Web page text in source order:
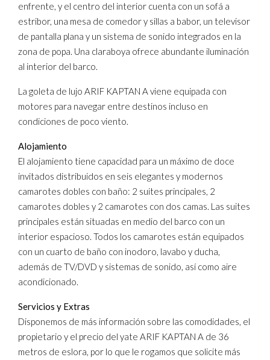
enfrente, y el centro del interior cuenta con un sofá a
estribor, una mesa de comedor y sillas a babor, un televisor
de pantalla plana y un sistema de sonido integrados en la
zona de popa. Una claraboya ofrece abundante iluminación
al interior del barco.
La goleta de lujo ARIF KAPTAN A viene equipada con
motores para navegar entre destinos incluso en
condiciones de poco viento.
Alojamiento
El alojamiento tiene capacidad para un máximo de doce
invitados distribuidos en seis elegantes y modernos
camarotes dobles con baño: 2 suites principales, 2
camarotes dobles y 2 camarotes con dos camas. Las suites
principales están situadas en medio del barco con un
interior espacioso. Todos los camarotes están equipados
con un cuarto de baño con inodoro, lavabo y ducha,
además de TV/DVD y sistemas de sonido, así como aire
acondicionado.
Servicios y Extras
Disponemos de más información sobre las comodidades, el
propietario y el precio del yate ARIF KAPTAN A de 36
metros de eslora, por lo que le rogamos que solicite más